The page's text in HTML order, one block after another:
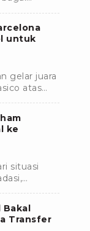
untuk
gelar juara
atas
ke
situasi
Bakal
Transfer